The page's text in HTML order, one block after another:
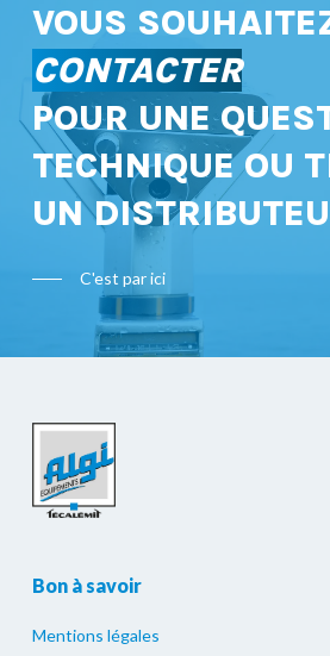
VOUS
CONTACTER
POUR UNE
TECHNIQUE OU
UN
C'est par ici
Bon à savoir
Mentions légales